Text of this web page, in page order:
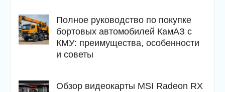
Полное руководство по покупке
бортовых автомобилей КамАЗ с
КМУ: преимущества, особенности
и советы
Обзор видеокарты MSI Radeon RX